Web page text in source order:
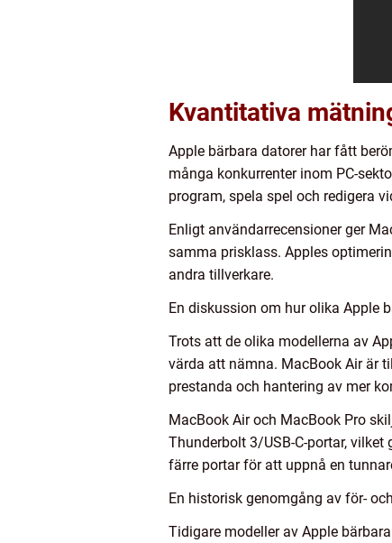
Kvantitativa
Apple bärbara datorer har fått
många konkurrenter inom PC-
program, spela spel och redigera
Enligt användarrecensioner ger
samma prisklass. Apples
andra tillverkare.
En diskussion om hur olika Apple
Trots att de olika modellerna av
värda att nämna. MacBook Air är
prestanda och hantering av mer
MacBook Air och MacBook Pro
Thunderbolt 3/USB-C-portar,
färre portar för att uppnå en
En historisk genomgång av för-
Tidigare modeller av Apple